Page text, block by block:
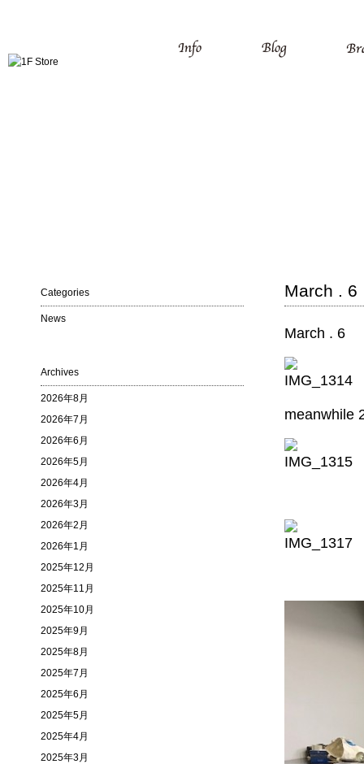
March . 6
March . 6
meanwhile
Categories
News
Archives
2026年8月
2026年7月
2026年6月
2026年5月
2026年4月
2026年3月
2026年2月
2026年1月
2025年12月
2025年11月
2025年10月
2025年9月
2025年8月
2025年7月
2025年6月
2025年5月
2025年4月
2025年3月